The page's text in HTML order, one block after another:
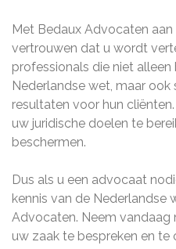
Met Bedaux Advocaten
vertrouwen dat u wordt
professionals die niet
Nederlandse wet, maar
resultaten voor hun
uw juridische doelen te
beschermen.
Dus als u een advocaat
kennis van de Nederlandse
Advocaten. Neem
uw zaak te bespreken en te